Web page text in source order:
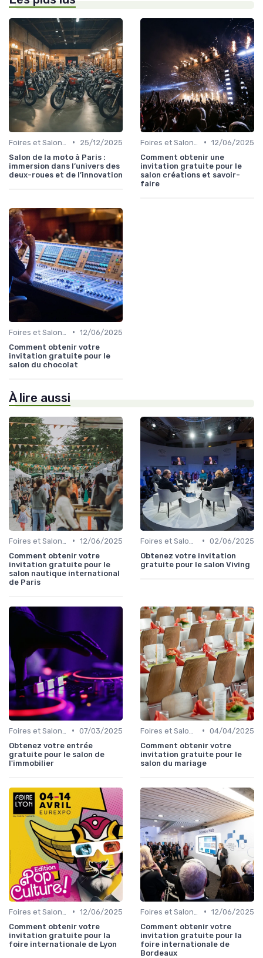
•
25/12/2025
Salon de la moto à Paris :
immersion dans l’univers des
deux-roues et de l’innovation
• 12/06/2025
Comment obtenir une
invitation gratuite pour le
salon créations et savoir-
faire
• 12/06/2025
Comment obtenir votre
invitation gratuite pour le
salon du chocolat
À lire aussi
• 12/06/2025
Comment obtenir votre
invitation gratuite pour le
salon nautique international
de Paris
• 02/06/2025
Obtenez votre invitation
gratuite pour le salon Viving
• 07/03/2025
Obtenez votre entrée
gratuite pour le salon de
l'immobilier
• 04/04/2025
Comment obtenir votre
invitation gratuite pour le
salon du mariage
• 12/06/2025
Comment obtenir votre
invitation gratuite pour la
foire internationale de Lyon
• 12/06/2025
Comment obtenir votre
invitation gratuite pour la
foire internationale de
Bordeaux